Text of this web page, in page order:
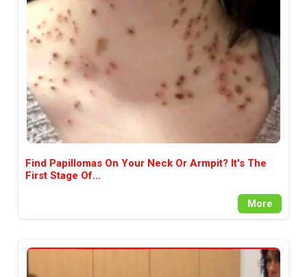
аудитория, затова държим на
прозрачност и коректност от
наша страна. Поднасяме ви
новините такива, каквито са. В
пълния си потенциал.
Find Papillomas On Your Neck Or Armpit? It's The
First Stage Of...
More